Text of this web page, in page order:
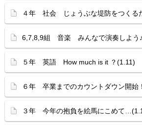
４年 社会 じょうぶな堤防をつくる
6,7,8,9組 音楽 みんなで演奏しよう
５年 英語 How much is it ？(1.11)
６年 卒業までのカウントダウン開始
３年 今年の抱負を絵馬にこめて